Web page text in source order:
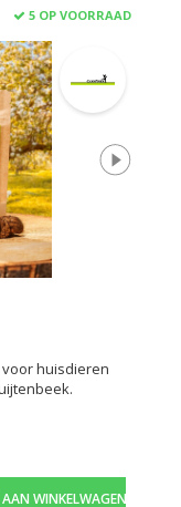
5 OP VOORRAAD
huisdieren
WINKELWAGEN